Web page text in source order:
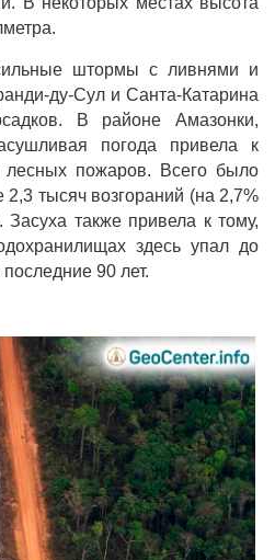
штормы с ливнями и
ду-Сул и Санта-Катарина
В районе Амазонки,
погода привела к
лесных пожаров. Всего было
2,3 тысяч возгораний (на 2,7%
также привела к тому,
здесь упал до
90 лет.